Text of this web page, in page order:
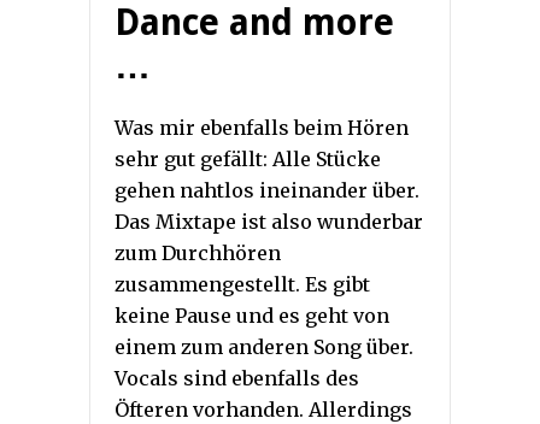
Dance and more
…
Was mir ebenfalls beim Hören
sehr gut gefällt: Alle Stücke
gehen nahtlos ineinander über.
Das Mixtape ist also wunderbar
zum Durchhören
zusammengestellt. Es gibt
keine Pause und es geht von
einem zum anderen Song über.
Vocals sind ebenfalls des
Öfteren vorhanden. Allerdings